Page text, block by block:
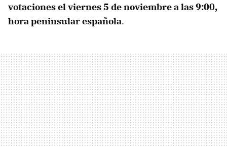
votaciones el viernes 5 de noviembre a las 9:00,
hora peninsular española.